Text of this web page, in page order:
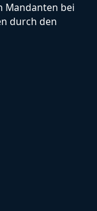
Mandanten bei
durch den